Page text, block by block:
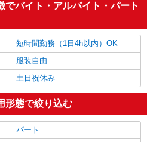
でバイト・アルバイト・パート
短時間勤務（1日4h以内）OK
服装自由
土日祝休み
形態で絞り込む
パート